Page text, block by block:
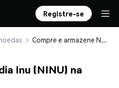
Registre-se
Compre e armazene Nvidia Inu (NINU) com segurança
Inu (NINU) na